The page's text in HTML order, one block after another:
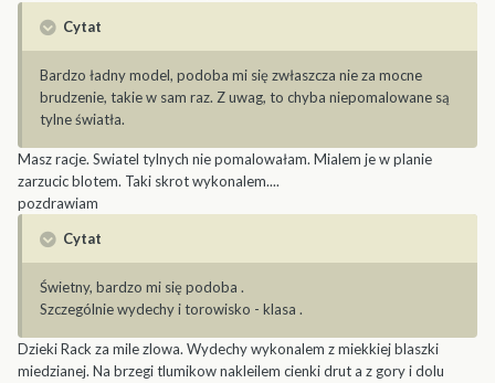
Cytat
Bardzo ładny model, podoba mi się zwłaszcza nie za mocne
brudzenie, takie w sam raz. Z uwag, to chyba niepomalowane są
tylne światła.
Masz racje. Swiatel tylnych nie pomalowałam. Mialem je w planie
zarzucic blotem. Taki skrot wykonalem....
pozdrawiam
Cytat
Świetny, bardzo mi się podoba .
Szczególnie wydechy i torowisko - klasa .
Dzieki Rack za mile zlowa. Wydechy wykonalem z miekkiej blaszki
miedzianej. Na brzegi tlumikow nakleilem cienki drut a z gory i dolu